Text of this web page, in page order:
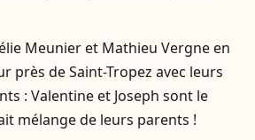
Meunier et Mathieu Vergne en
près de Saint-Tropez avec leurs
: Valentine et Joseph sont le
mélange de leurs parents !